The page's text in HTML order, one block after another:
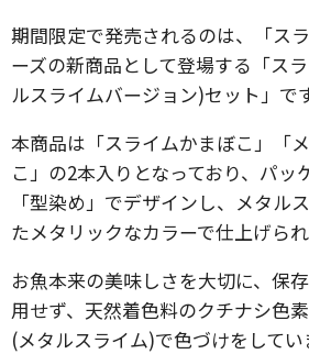
期間限定で発売されるのは、「ス
ーズの新商品として登場する「ス
ルスライムバージョン)セット」です
本商品は「スライムかまぼこ」「
こ」の2本入りとなっており、パッ
「型染め」でデザインし、メタル
たメタリックなカラーで仕上げられ
お魚本来の美味しさを大切に、保
用せず、天然着色料のクチナシ色
(メタルスライム)で色づけをしてい